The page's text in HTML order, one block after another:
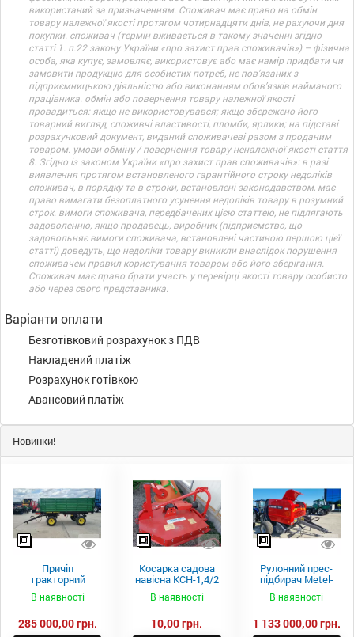
використаний за призначенням. Споживач має право на обмін
товару належної якості протягом чотирнадцяти днів, не рахуючи дня
покупки. споживач (термін вживається в такому значенні згідно
статті 1. п.22 закону України «про захист прав споживачів») – фізична
особа, яка купує, замовляє, використовує або має намір придбати чи
замовити продукцію для особистих потреб, не пов’язаних з
підприємницькою діяльністю або виконанням обов’язків найманого
працівника. обмін або повернення товару належної якості
провадиться: якщо не використовувався; якщо збережено його
товарний вигляд, споживчі властивості, пломби, ярлики; на підставі
розрахунковий документ, виданий споживачеві разом з проданим
товаром. умови обміну / повернення товару неналежної якості стаття
8. Згідно із законом України «про захист прав споживачів»: в разі
виявлення протягом встановленого гарантійного строку недоліків
споживач, в порядку та в строки, встановлені законодавством, має
право вимагати безоплатного усунення недоліків товару в розумний
строк. вимоги споживача, передбачених цією статтею, не підлягають
задоволенню, якщо продавець, виробник (підприємство, що
задовольняє вимоги споживача, встановлені частиною першою цієї
статті) доведуть, що недоліки товару виникли внаслідок порушення
споживачем правил користування товаром або його зберігання.
Споживач має право брати участь у перевірці якості товару особисто
або через свого представника.
Варіанти оплати
Безготівковий розрахунок з ПДВ
Накладений платіж
Розрахунок готівкою
Авансовий платіж
Новинки!
Причіп
тракторний
самоскидний
Spike 2 ПТС-4
В наявності
285 000,00 грн.
Косарка садова
навісна КСН-1,4/2
В наявності
10,00 грн.
Рулонний прес-
підбирач Metel-
Fach Z 587
В наявності
1 133 000,00 грн.